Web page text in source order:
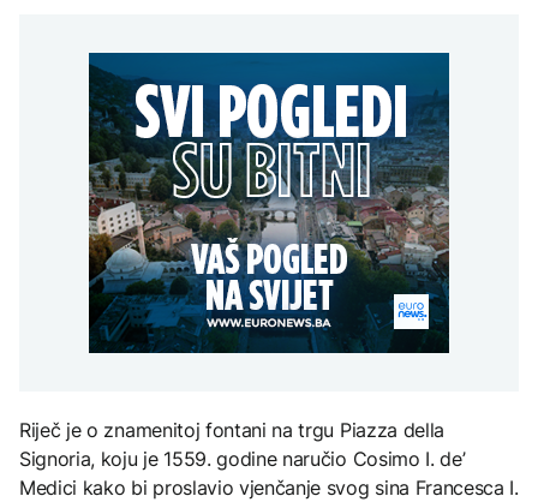
Crishock i Badnjević
razgovarali o
digitalizaciji, izborima i
jačanju institucija BiH
Europol: U Srbiji i
krijumčari koji su
prebacivali migrante iz
Sirije
AKTUELNO
Plovidba Hormuškim
moreuzom neće biti
naplaćivana do
konačnog sporazuma s
Iranom
KULTURA
Rat i pijesak prijete
drevnim piramidama
Meroe u Sudanu
ZANIMLJIVOSTI
Rihanna radi na novom
Riječ je o znamenitoj fontani na trgu Piazza della
Signoria, koju je 1559. godine naručio Cosimo I. de’
Medici kako bi proslavio vjenčanje svog sina Francesca I.